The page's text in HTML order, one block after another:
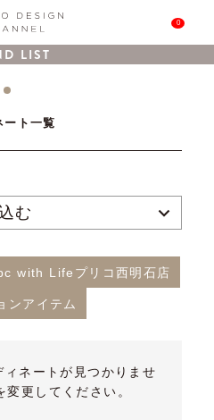
0
LIST
ート一覧
む
with Lifeプリコ西明石店
ンアイテム
ネートが見つかりませ
更してください。